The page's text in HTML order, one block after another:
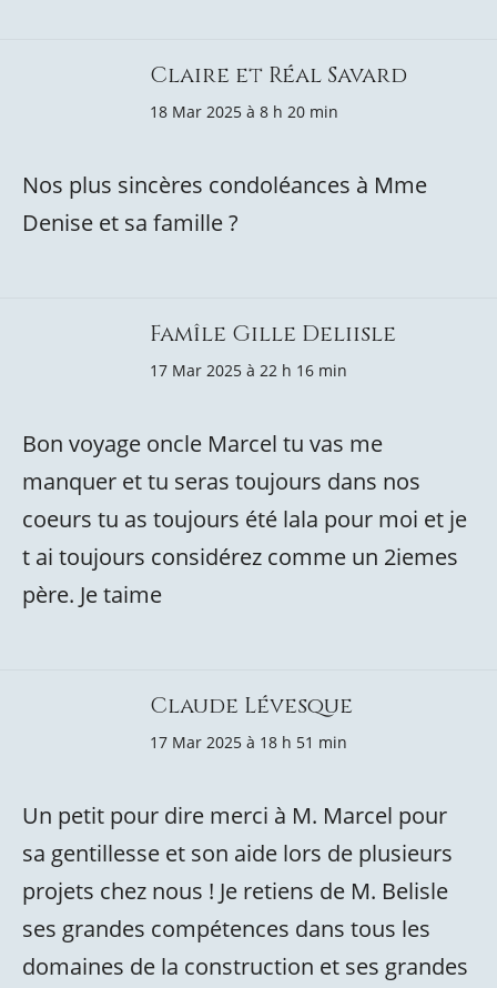
Claire et Réal Savard
18 Mar 2025 à 8 h 20 min
Nos plus sincères condoléances à Mme
Denise et sa famille ?
Famîle Gille Deliisle
17 Mar 2025 à 22 h 16 min
Bon voyage oncle Marcel tu vas me
manquer et tu seras toujours dans nos
coeurs tu as toujours été lala pour moi et je
t ai toujours considérez comme un 2iemes
père. Je taime
Claude Lévesque
17 Mar 2025 à 18 h 51 min
Un petit pour dire merci à M. Marcel pour
sa gentillesse et son aide lors de plusieurs
projets chez nous ! Je retiens de M. Belisle
ses grandes compétences dans tous les
domaines de la construction et ses grandes